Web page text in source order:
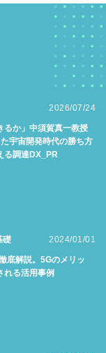
2026/07/24
るか」中須賀真一教授
宇宙開発時代の勝ち方
る調達DX_PR
礎 2024/01/01
底解説。5Gのメリッ
れる活用事例